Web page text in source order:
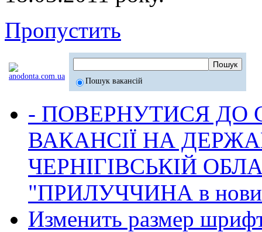
Пропустить
Пошук вакансій
- ПОВЕРНУТИСЯ ДО
ВАКАНСІЇ НА
ЧЕРНІГІВСЬКІЙ
"ПРИЛУЧЧИНА в
Изменить размер